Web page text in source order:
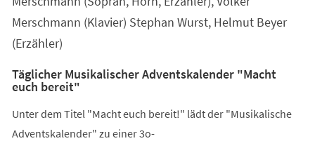
Merschmann (Klavier) Stephan Wurst, Helmut Beyer
(Erzähler)
Täglicher Musikalischer Adventskalender "Macht
euch bereit"
Unter dem Titel "Macht euch bereit!" lädt der "Musikalische
Adventskalender" zu einer 3o-